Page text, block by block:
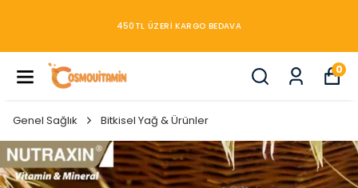
450TL ÜZERİ KARGO BEDAVA
0
Genel Sağlık Bitkisel Yağ & Ürünler